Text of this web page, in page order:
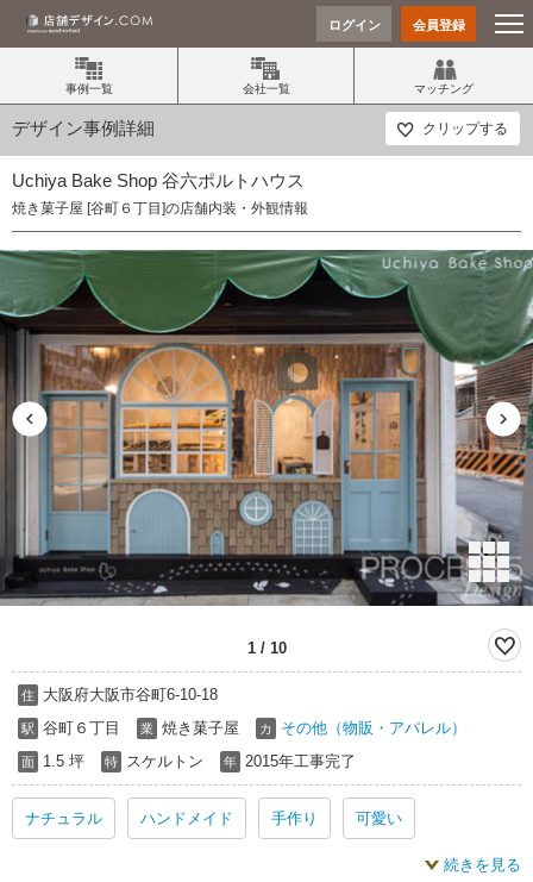
ログイン 会員登録
事例一覧 会社一覧 マッチング
デザイン事例詳細 クリップする
Uchiya Bake Shop 谷六ポルトハウス
焼き菓子屋 [谷町６丁目]の店舗内装・外観情報
1/ 10
住 大阪府大阪市谷町6-10-18
駅 谷町６丁目 業 焼き菓子屋 カ その他（物販・アパレル）
面 1.5 坪 特 スケルトン 年 2015年工事完了
ナチュラル ハンドメイド 手作り 可愛い
ハンドメイド 内装続きを見る